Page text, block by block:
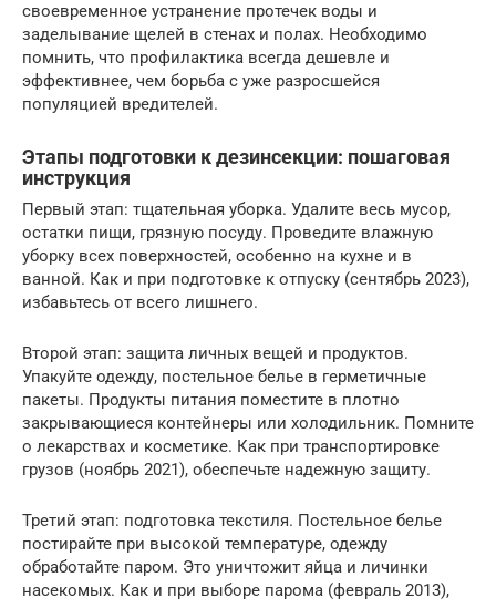
своевременное устранение протечек воды и
заделывание щелей в стенах и полах. Необходимо
помнить, что профилактика всегда дешевле и
эффективнее, чем борьба с уже разросшейся
популяцией вредителей.
Этапы подготовки к дезинсекции: пошаговая
инструкция
Первый этап: тщательная уборка. Удалите весь мусор,
остатки пищи, грязную посуду. Проведите влажную
уборку всех поверхностей, особенно на кухне и в
ванной. Как и при подготовке к отпуску (сентябрь 2023),
избавьтесь от всего лишнего.
Второй этап: защита личных вещей и продуктов.
Упакуйте одежду, постельное белье в герметичные
пакеты. Продукты питания поместите в плотно
закрывающиеся контейнеры или холодильник. Помните
о лекарствах и косметике. Как при транспортировке
грузов (ноябрь 2021), обеспечьте надежную защиту.
Третий этап: подготовка текстиля. Постельное белье
постирайте при высокой температуре, одежду
обработайте паром. Это уничтожит яйца и личинки
насекомых. Как и при выборе парома (февраль 2013),